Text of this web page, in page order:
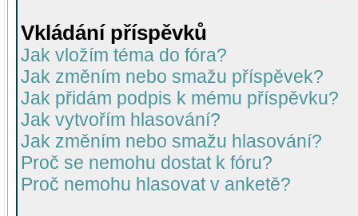
Vkládání příspěvků
Jak vložím téma do fóra?
Jak změním nebo smažu příspěvek?
Jak přidám podpis k mému příspěvku?
Jak vytvořím hlasování?
Jak změním nebo smažu hlasování?
Proč se nemohu dostat k fóru?
Proč nemohu hlasovat v anketě?